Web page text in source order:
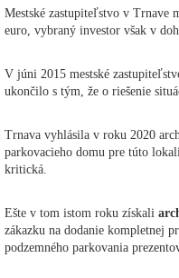
Mestské zastupiteľstvo v Trnave
euro, vybraný investor však v
V júni 2015 mestské
ukončilo s tým, že o riešenie
Trnava vyhlásila v roku 2020
parkovacieho domu pre túto
kritická.
Ešte v tom istom roku získali
zákazku na dodanie kompletnej
podzemného parkovania